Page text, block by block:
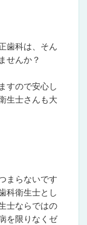
歯科は、そん
せんか？
すので安心し
生士さんも大
まらないです
科衛生士とし
士ならではの
を限りなくゼ